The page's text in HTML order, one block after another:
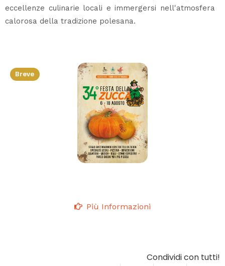
eccellenze culinarie locali e immergersi nell'atmosfera
calorosa della tradizione polesana.
Breve
Più Informazioni
Condividi con tutti!